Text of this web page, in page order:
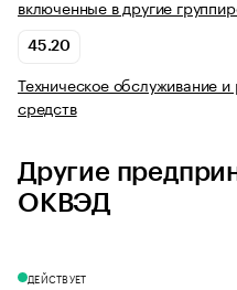
включенные в другие
45.20
Техническое обслуживание
средств
Другие
ОКВЭД
ДЕЙСТВУЕТ